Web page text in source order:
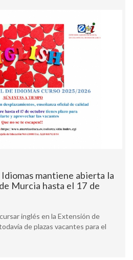
mantiene abierta la
Murcia hasta el 17 de
inglés en la Extensión de
de plazas vacantes para el